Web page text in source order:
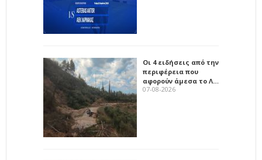
Οι 4 ειδήσεις από την
περιφέρεια που
αφορούν άμεσα το Λ…
07-08-2026